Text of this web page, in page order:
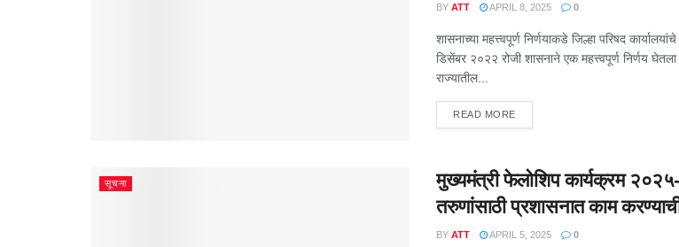
BY ATT APRIL 8, 2025 0
शासनाच्या महत्त्वपूर्ण निर्णयाकडे जिल्हा परिषद
डिसेंबर २०२२ रोजी शासनाने एक महत्त्वपूर्ण निर्णय घेतला
राज्यातील...
READ MOREDETAILS
सूचना
मुख्यमंत्री फेलोशिप कार्यक्रम
तरुणांसाठी प्रशासनात काम
BY ATT APRIL 5, 2025 0